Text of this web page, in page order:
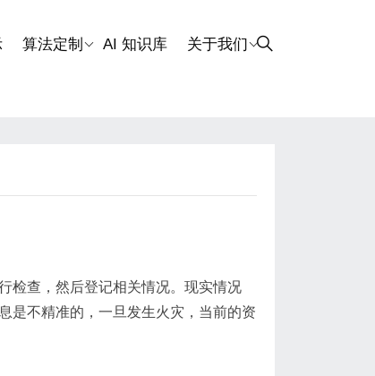
算法定制 AI 知识库 关于我们
检查，然后登记相关情况。现实情况
是不精准的，一旦发生火灾，当前的资